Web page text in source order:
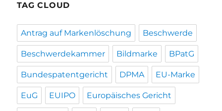
TAG CLOUD
Antrag auf Markenlöschung Beschwerde
Beschwerdekammer Bildmarke BPatG
Bundespatentgericht DPMA EU-Marke
EuG EUIPO Europäisches Gericht